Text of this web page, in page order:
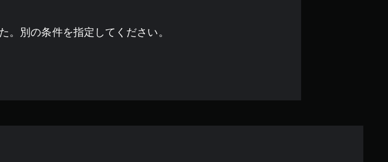
。別の条件を指定してください。